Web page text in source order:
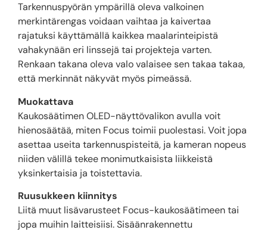
Tarkennuspyörän ympärillä oleva valkoinen
merkintärengas voidaan vaihtaa ja kaivertaa
rajatuksi käyttämällä kaikkea maalarinteipistä
vahakynään eri linssejä tai projekteja varten.
Renkaan takana oleva valo valaisee sen takaa takaa,
että merkinnät näkyvät myös pimeässä.
Muokattava
Kaukosäätimen OLED-näyttövalikon avulla voit
hienosäätää, miten Focus toimii puolestasi. Voit jopa
asettaa useita tarkennuspisteitä, ja kameran nopeus
niiden välillä tekee monimutkaisista liikkeistä
yksinkertaisia ​​ja toistettavia.
Ruusukkeen kiinnitys
Liitä muut lisävarusteet Focus-kaukosäätimeen tai
jopa muihin laitteisiisi. Sisäänrakennettu